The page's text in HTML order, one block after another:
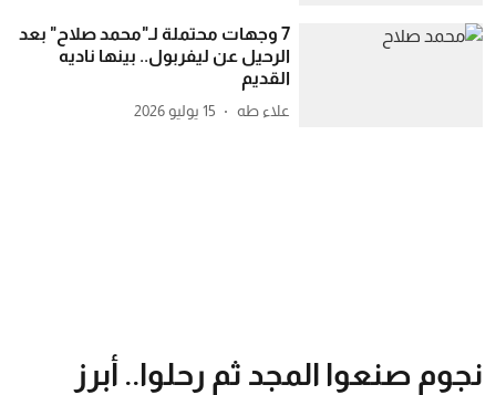
7 وجهات محتملة لـ"محمد صلاح" بعد
الرحيل عن ليفربول.. بينها ناديه
القديم
علاء طه 15 يوليو 2026
نجوم صنعوا المجد ثم رحلوا.. أبرز